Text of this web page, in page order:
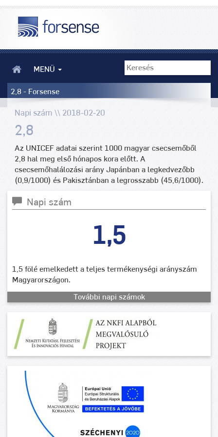
MENÜ
2,8 - Forsense
Napi szám \\ 2018-02-20
2,8
Az UNICEF adatai szerint 1000 magyar csecsemőből
2,8 hal meg első hónapos kora előtt. A
csecsemőhalálozási arány Japánban a legkedvezőbb
(0,9/1000) és Pakisztánban a legrosszabb (45,6/1000).
Napi szám
1,5
1,5 fölé emelkedett a teljes termékenységi arányszám
Magyarországon.
További napi számok